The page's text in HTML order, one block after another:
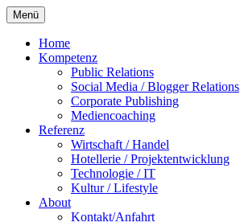
Menü Zum
Inhalt
springen
Home
Kompetenz
Public Relations
Social Media / Blogger Relations
Corporate Publishing
Mediencoaching
Referenz
Wirtschaft / Handel
Hotellerie / Projektentwicklung
Technologie / IT
Kultur / Lifestyle
About
Kontakt/Anfahrt